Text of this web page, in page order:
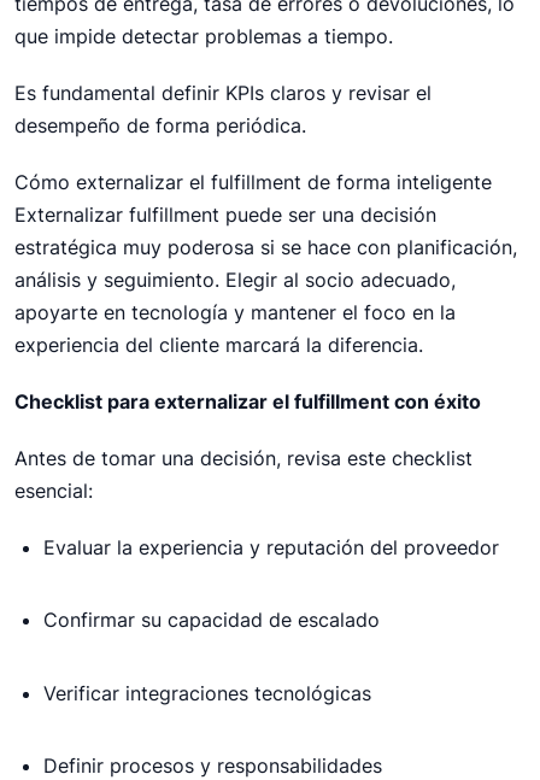
que impide detectar problemas a tiempo.
Es fundamental definir KPIs claros y revisar el
desempeño de forma periódica.
Cómo externalizar el fulfillment de forma inteligente
Externalizar fulfillment puede ser una decisión
estratégica muy poderosa si se hace con planificación,
análisis y seguimiento. Elegir al socio adecuado,
apoyarte en tecnología y mantener el foco en la
experiencia del cliente marcará la diferencia.
Checklist para externalizar el fulfillment con éxito
Antes de tomar una decisión, revisa este checklist
esencial:
Evaluar la experiencia y reputación del proveedor
Confirmar su capacidad de escalado
Verificar integraciones tecnológicas
Definir procesos y responsabilidades